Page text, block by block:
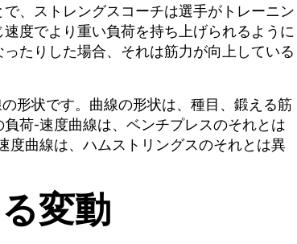
、ストレングスコーチは選手がトレーニン
度でより重い負荷を持ち上げられるように
たりした場合、それは筋力が向上している
形状です。曲線の形状は、種目、鍛える筋
荷-速度曲線は、ベンチプレスのそれとは
度曲線は、ハムストリングスのそれとは異
変動